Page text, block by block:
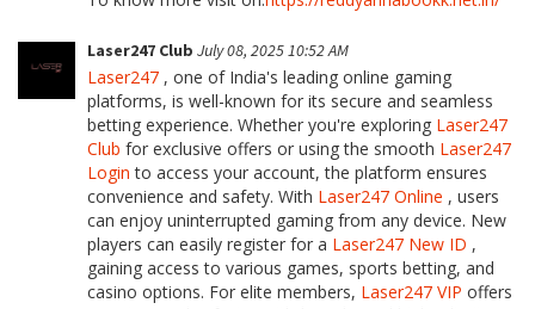
Laser247 Club July 08, 2025 10:52 AM
Laser247 , one of India's leading online gaming
platforms, is well-known for its secure and seamless
betting experience. Whether you're exploring Laser247
Club for exclusive offers or using the smooth Laser247
Loginto access your account, the platform ensures
convenience and safety. With Laser247 Online , users
can enjoy uninterrupted gaming from any device. New
players can easily register for a Laser247 New ID ,
gaining access to various games, sports betting, and
casino options. For elite members, Laser247 VIP offers